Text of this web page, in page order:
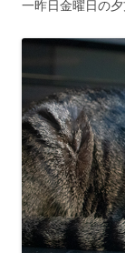
一昨日金曜日の夕